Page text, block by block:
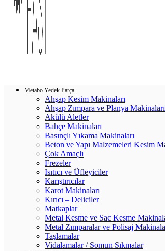
Metabo Yedek Parça
Ahşap Kesim Makinaları
Ahşap Zımpara ve Planya Makinaları
Akülü Aletler
Bahçe Makinaları
Basınçlı Yıkama Makinaları
Beton ve Yapı Malzemeleri Kesim
Çok Amaçlı
Frezeler
Isıtıcı ve Üfleyiciler
Karıştırıcılar
Karot Makinaları
Kırıcı – Deliciler
Matkaplar
Metal Kesme ve Sac Kesme
Metal Zımparalar ve Polisaj
Taşlamalar
Vidalamalar / Somun Sıkmalar